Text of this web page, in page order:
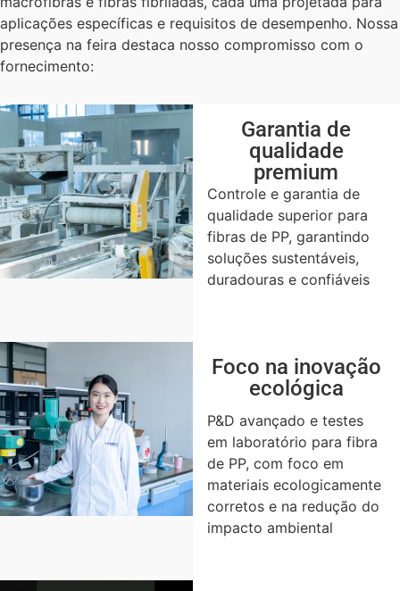
aplicações específicas e requisitos de desempenho. Nossa
presença na feira destaca nosso compromisso com o
fornecimento:
Garantia de
qualidade
premium
Controle e garantia de
qualidade superior para
fibras de PP, garantindo
soluções sustentáveis,
duradouras e confiáveis
Foco na inovação
ecológica
P&D avançado e testes
em laboratório para fibra
de PP, com foco em
materiais ecologicamente
corretos e na redução do
impacto ambiental